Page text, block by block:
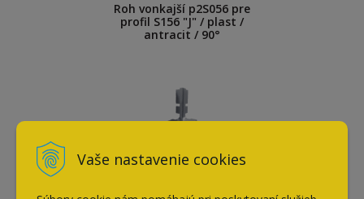
Vaše nastavenie cookies
Roh vonkajší p2S056 pre
profil S156 "J" / plast /
antracit / 90°